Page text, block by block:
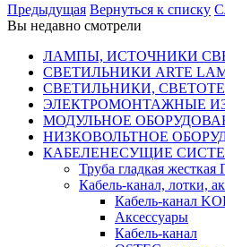
Предыдущая Вернуться к списку
Вы недавно смотрели
ЛАМПЫ, ИСТОЧНИКИ
СВЕТИЛЬНИКИ ARTE
СВЕТИЛЬНИКИ,
ЭЛЕКТРОМОНТАЖНЫЕ
МОДУЛЬНОЕ
НИЗКОВОЛЬТНОЕ
КАБЕЛЕНЕСУЩИЕ
Труба гладкая
Кабель-канал, лотки,
Кабель-канал
Аксессуары
Кабель-канал